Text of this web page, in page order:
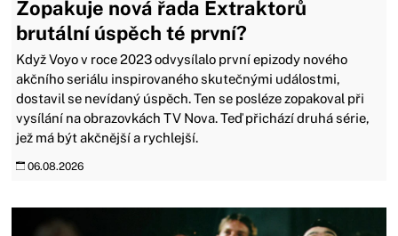
Zopakuje nová řada Extraktorů
brutální úspěch té první?
Když Voyo v roce 2023 odvysílalo první epizody nového
akčního seriálu inspirovaného skutečnými událostmi,
dostavil se nevídaný úspěch. Ten se posléze zopakoval při
vysílání na obrazovkách TV Nova. Teď přichází druhá série,
jež má být akčnější a rychlejší.
06.08.2026